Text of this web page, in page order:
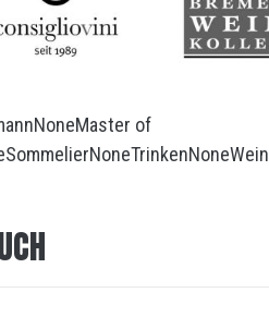
NoneMaster of
SommelierNoneTrinkenNoneWein